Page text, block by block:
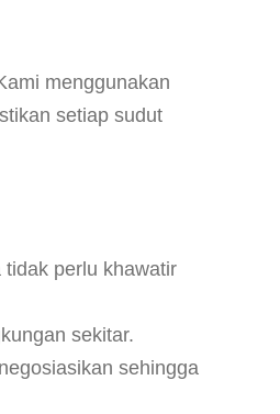
menggunakan
setiap sudut
perlu khawatir
sekitar.
sehingga